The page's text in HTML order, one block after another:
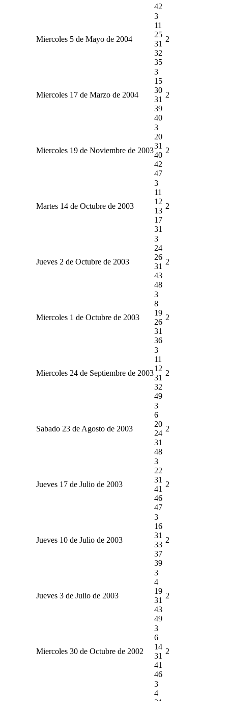
42
Miercoles 5 de Mayo de 2004
3
11
25
31
32
35
2
Miercoles 17 de Marzo de 2004
3
15
30
31
39
40
2
Miercoles 19 de Noviembre de 2003
3
20
31
40
42
47
2
Martes 14 de Octubre de 2003
3
11
12
13
17
31
2
Jueves 2 de Octubre de 2003
3
24
26
31
43
48
2
Miercoles 1 de Octubre de 2003
3
8
19
26
31
36
2
Miercoles 24 de Septiembre de 2003
3
11
12
31
32
49
2
Sabado 23 de Agosto de 2003
3
6
20
24
31
48
2
Jueves 17 de Julio de 2003
3
22
31
41
46
47
2
Jueves 10 de Julio de 2003
3
16
31
33
37
39
2
Jueves 3 de Julio de 2003
3
4
19
31
43
49
2
Miercoles 30 de Octubre de 2002
3
6
14
31
41
46
2
3
4